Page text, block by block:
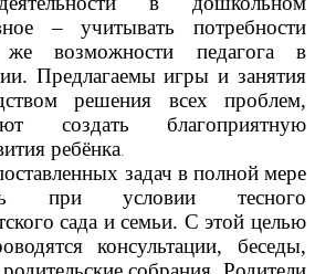
– учитывать потребности
возможности педагога в
Предлагаемы игры и занятия
решения всех проблем,
создать благоприятную
ребёнка
задач в полной мере
при условии тесного
сада и семьи. С этой целью
консультации, беседы,